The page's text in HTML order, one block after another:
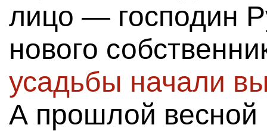
лицо — господин
нового
усадьбы начали
А прошлой весной